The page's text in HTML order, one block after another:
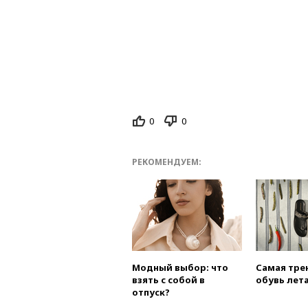
0 0
РЕКОМЕНДУЕМ:
Модный выбор: что
взять с собой в
отпуск?
Самая
обувь